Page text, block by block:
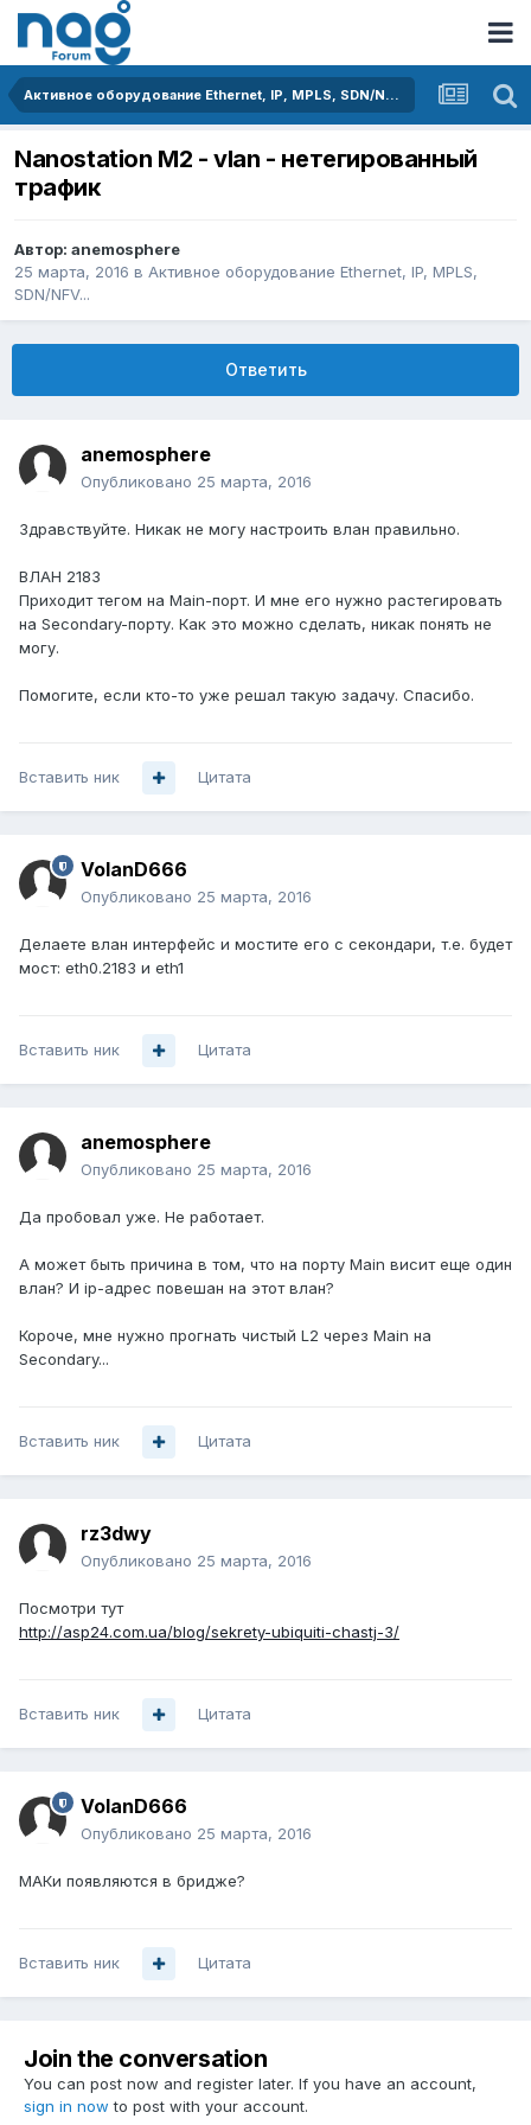
Активное оборудование Ethernet, IP, MPLS, SDN/NFV...
Nanostation M2 - vlan - нетегированный
трафик
Автор: anemosphere
25 марта, 2016 в Активное оборудование Ethernet, IP, MPLS,
SDN/NFV...
Ответить
anemosphere
Опубликовано 25 марта, 2016
Здравствуйте. Никак не могу настроить влан правильно.
ВЛАН 2183
Приходит тегом на Main-порт. И мне его нужно растегировать
на Secondary-порту. Как это можно сделать, никак понять не
могу.
Помогите, если кто-то уже решал такую задачу. Спасибо.
Вставить ник Цитата
VolanD666
Опубликовано 25 марта, 2016
Делаете влан интерфейс и мостите его с секондари, т.е. будет
мост: eth0.2183 и eth1
Вставить ник Цитата
anemosphere
Опубликовано 25 марта, 2016
Да пробовал уже. Не работает.
А может быть причина в том, что на порту Main висит еще один
влан? И ip-адрес повешан на этот влан?
Короче, мне нужно прогнать чистый L2 через Main на
Secondary...
Вставить ник Цитата
rz3dwy
Опубликовано 25 марта, 2016
Посмотри тут
http://asp24.com.ua/blog/sekrety-ubiquiti-chastj-3/
Вставить ник Цитата
VolanD666
Опубликовано 25 марта, 2016
МАКи появляются в бридже?
Вставить ник Цитата
Join the conversation
You can post now and register later. If you have an account,
sign in now to post with your account.